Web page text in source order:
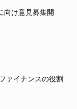
向け意見募集開
ァイナンスの役割